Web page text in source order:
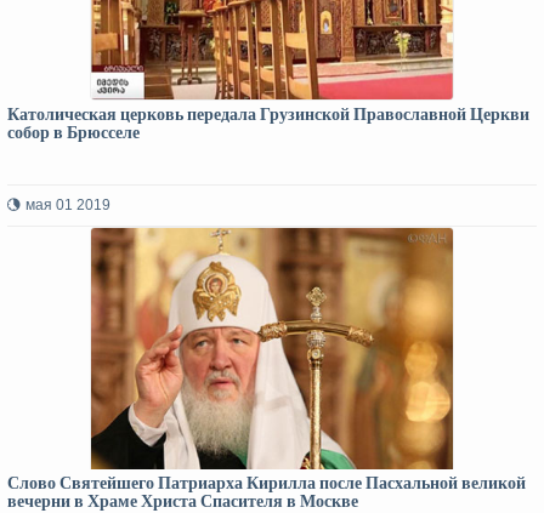
Католическая церковь передала Грузинской Православной Церкви
собор в Брюсселе
мая 01 2019
Слово Святейшего Патриарха Кирилла после Пасхальной великой
вечерни в Храме Христа Спасителя в Москве